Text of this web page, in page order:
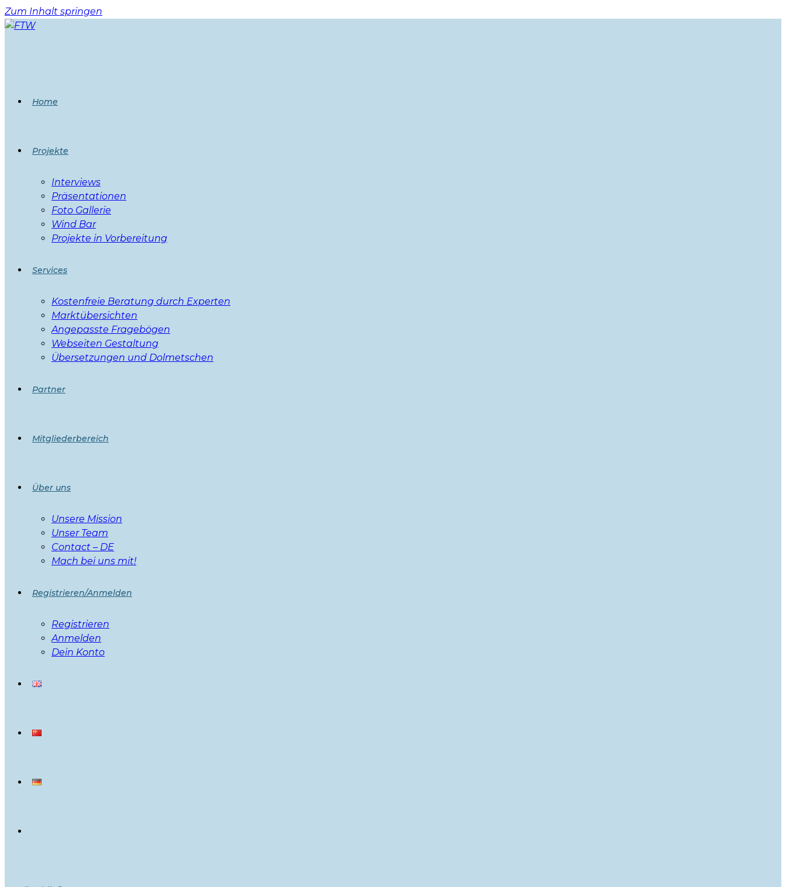
Zum Inhalt springen
Home
Projekte
Interviews
Präsentationen
Foto Gallerie
Wind Bar
Projekte in Vorbereitung
Services
Kostenfreie Beratung durch Experten
Marktübersichten
Angepasste Fragebögen
Webseiten Gestaltung
Übersetzungen und Dolmetschen
Partner
Mitgliederbereich
Über uns
Unsere Mission
Unser Team
Contact – DE
Mach bei uns mit!
Registrieren/Anmelden
Registrieren
Anmelden
Dein Konto